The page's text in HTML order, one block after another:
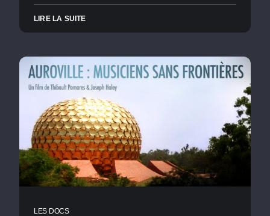
LIRE LA SUITE
LES DOCS